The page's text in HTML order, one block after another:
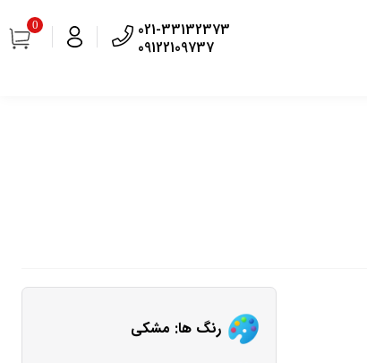
021-33132373
09122109737
0
رنگ ها: مشکی